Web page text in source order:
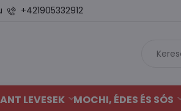
+421905332912
LEVESEK MOCHI, ÉDES ÉS SÓS